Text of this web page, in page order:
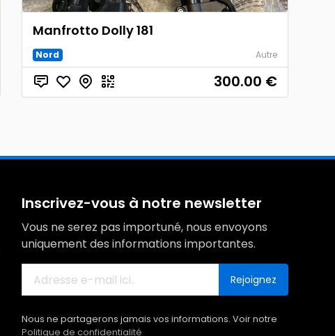
Manfrotto Dolly 181
Nord Autre
300.00 €
Inscrivez-vous à notre newsletter
Vous ne serez pas importuné, nous envoyons
uniquement des informations importantes.
Rejoignez
Nous ne partagerons jamais vos informations. Voir notre
Politique de confidentialité